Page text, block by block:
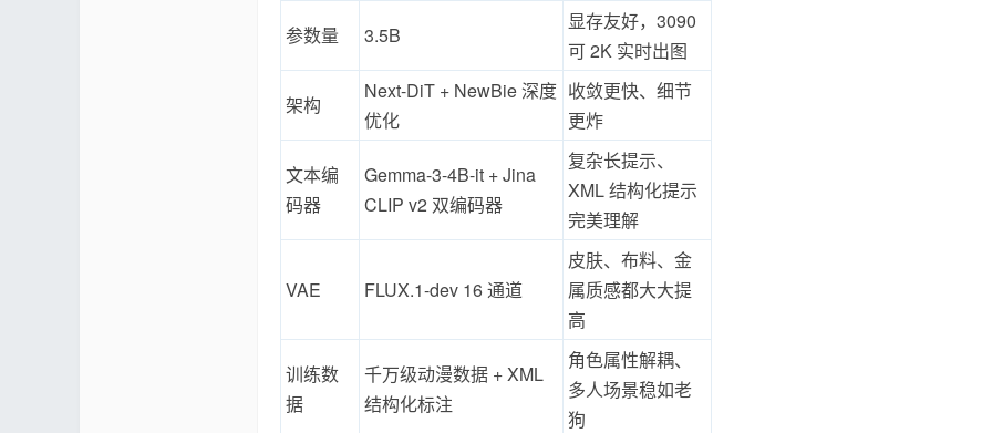
参数量 3.5B
显存友好，3090
可 2K 实时出图
架构
Next-DiT + NewBie 深度
优化
收敛更快、细节
更炸
文本编
码器
Gemma-3-4B-it + Jina
CLIP v2 双编码器
复杂长提示、
XML 结构化提示
完美理解
VAE FLUX.1-dev 16 通道
皮肤、布料、金
属质感都大大提
高
训练数
据
千万级动漫数据 + XML
结构化标注
角色属性解耦、
多人场景稳如老
狗